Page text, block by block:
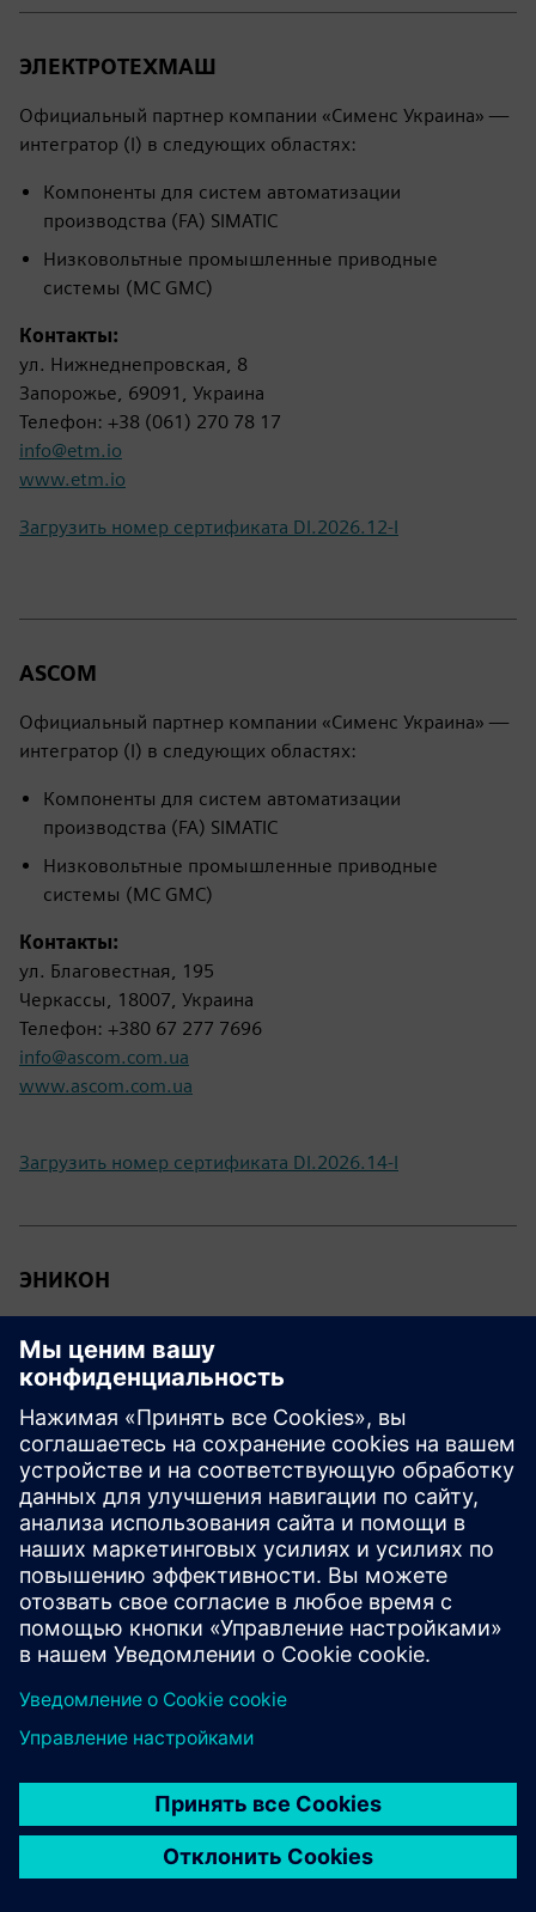
ЭЛЕКТРОТЕХМАШ
Официальный партнер компании «Сименс Украина» —
интегратор (I) в следующих областях:
Компоненты для систем автоматизации
производства (FA) SIMATIC
Низковольтные промышленные приводные
системы (MC GMC)
Контакты:
ул. Нижнеднепровская, 8
Запорожье, 69091, Украина
Телефон: +38 (061) 270 78 17
info@etm.io
www.etm.io
Загрузить номер сертификата DI.2026.12-I
ASCOM
Официальный партнер компании «Сименс Украина» —
интегратор (I) в следующих областях:
Компоненты для систем автоматизации
производства (FA) SIMATIC
Низковольтные промышленные приводные
системы (MC GMC)
Контакты:
ул. Благовестная, 195
Черкассы, 18007, Украина
Телефон: +380 67 277 7696
info@ascom.com.ua
www.ascom.com.ua
Загрузить номер сертификата DI.2026.14-I
ЭНИКОН
интегратор (I) в следующих областях:
Компоненты для систем автоматизации
производства (FA) SIMATIC
Измерительные приборы (MI)
Контакты:
ул. Дегтяревская, 48, офис 609
Киев, 04112, Украина
Телефон: +38 (067) 342 91 39
+38 (067) 342 92 67
office@enicon.com.ua
www.enicon.com.ua
Загрузить номер сертификата DI.2026.16-I
ООО «СТАРШЕЕ»